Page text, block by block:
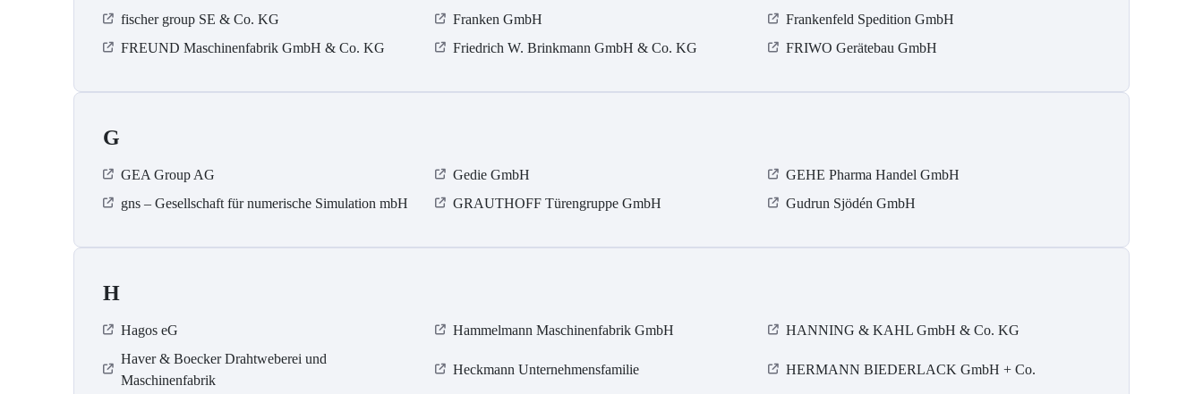
fischer group SE & Co. KG
Franken GmbH
Frankenfeld Spedition GmbH
FREUND Maschinenfabrik GmbH & Co. KG
Friedrich W. Brinkmann GmbH & Co. KG FRIWO Gerätebau GmbH
G
GEA Group AG Gedie GmbH
GEHE Pharma Handel GmbH
gns – Gesellschaft für numerische Simulation mbH
GRAUTHOFF Türengruppe GmbH Gudrun Sjödén GmbH
H
Hagos eG Hammelmann Maschinenfabrik GmbH
HANNING & KAHL GmbH & Co. KG
Haver & Boecker Drahtweberei und
Maschinenfabrik
Heckmann Unternehmensfamilie HERMANN BIEDERLACK GmbH + Co.